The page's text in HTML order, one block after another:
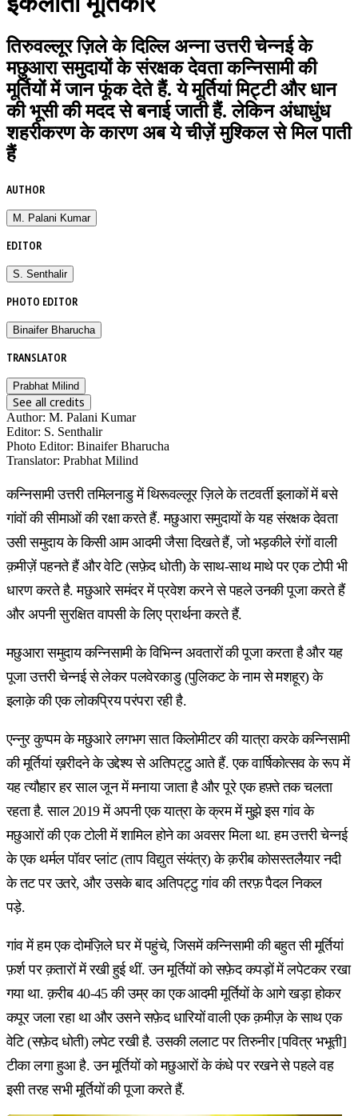
तिरुवल्लूर ज़िले के दिल्लि अन्ना उत्तरी चेन्नई के
मछुआरा समुदायों के संरक्षक देवता कन्निसामी की
मूर्तियों में जान फूंक देते हैं. ये मूर्तियां मिट्टी और धान
की भूसी की मदद से बनाई जाती हैं. लेकिन अंधाधुंध
शहरीकरण के कारण अब ये चीज़ें मुश्किल से मिल पाती
हैं
AUTHOR
M. Palani Kumar
EDITOR
S. Senthalir
PHOTO EDITOR
Binaifer Bharucha
TRANSLATOR
Prabhat Milind
See all credits
Author: M. Palani Kumar
Editor: S. Senthalir
Photo Editor: Binaifer Bharucha
Translator: Prabhat Milind
कन्निसामी उत्तरी तमिलनाडु में थिरूवल्लूर ज़िले के तटवर्ती इलाकों में बसे
गांवों की सीमाओं की रक्षा करते हैं. मछुआरा समुदायों के यह संरक्षक देवता
उसी समुदाय के किसी आम आदमी जैसा दिखते हैं, जो भड़कीले रंगों वाली
क़मीज़ें पहनते हैं और वेटि (सफ़ेद धोती) के साथ-साथ माथे पर एक टोपी भी
धारण करते है. मछुआरे समंदर में प्रवेश करने से पहले उनकी पूजा करते हैं
और अपनी सुरक्षित वापसी के लिए प्रार्थना करते हैं.
मछुआरा समुदाय कन्निसामी के विभिन्न अवतारों की पूजा करता है और यह
पूजा उत्तरी चेन्नई से लेकर पलवेरकाडु (पुलिकट के नाम से मशहूर) के
इलाक़े की एक लोकप्रिय परंपरा रही है.
एन्नुर कुप्पम के मछुआरे लगभग सात किलोमीटर की यात्रा करके कन्निसामी
की मूर्तियां ख़रीदने के उद्देश्य से अतिपट्टु आते हैं. एक वार्षिकोत्सव के रूप में
यह त्यौहार हर साल जून में मनाया जाता है और पूरे एक हफ़्ते तक चलता
रहता है. साल 2019 में अपनी एक यात्रा के क्रम में मुझे इस गांव के
मछुआरों की एक टोली में शामिल होने का अवसर मिला था. हम उत्तरी चेन्नई
के एक थर्मल पॉवर प्लांट (ताप विद्युत संयंत्र) के क़रीब कोसस्तलैयार नदी
के तट पर उतरे, और उसके बाद अतिपट्टु गांव की तरफ़ पैदल निकल
पड़े.
गांव में हम एक दोमंज़िले घर में पहुंचे, जिसमें कन्निसामी की बहुत सी मूर्तियां
फ़र्श पर क़तारों में रखी हुई थीं. उन मूर्तियों को सफ़ेद कपड़ों में लपेटकर रखा
गया था. क़रीब 40-45 की उम्र का एक आदमी मूर्तियों के आगे खड़ा होकर
कपूर जला रहा था और उसने सफ़ेद धारियों वाली एक क़मीज़ के साथ एक
वेटि (सफ़ेद धोती) लपेट रखी है. उसकी ललाट पर तिरुनीर [पवित्र भभूती]
टीका लगा हुआ है. उन मूर्तियों को मछुआरों के कंधे पर रखने से पहले वह
इसी तरह सभी मूर्तियों की पूजा करते हैं.